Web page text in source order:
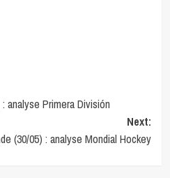
analyse Primera División
Next:
(30/05) : analyse Mondial Hockey